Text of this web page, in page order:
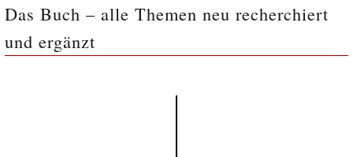
Das Buch – alle Themen neu recherchiert
und ergänzt